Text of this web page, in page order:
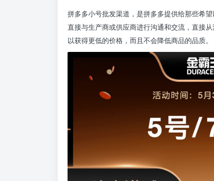
拼多多小号批发渠道，是拼多多提供给那些希
直接与生产商或供应商进行沟通和交流，直接
以获得更低的价格，而且不会降低商品的品质。